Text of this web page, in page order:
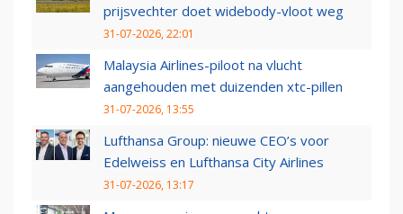
prijsvechter doet widebody-vloot weg
31-07-2026, 22:01
Malaysia Airlines-piloot na vlucht
aangehouden met duizenden xtc-pillen
31-07-2026, 13:55
Lufthansa Group: nieuwe CEO’s voor
Edelweiss en Lufthansa City Airlines
31-07-2026, 13:17